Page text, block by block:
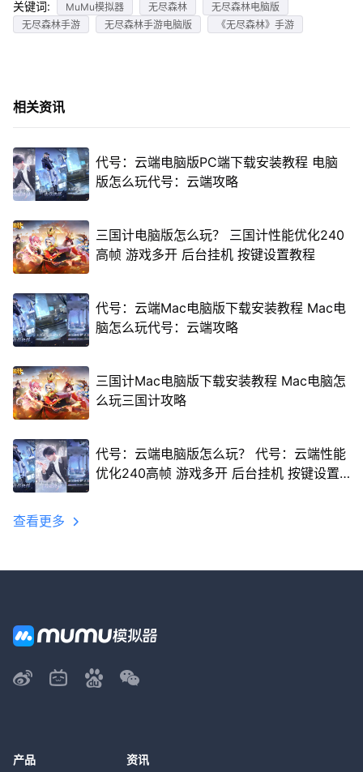
关键词: MuMu模拟器 无尽森林
无尽森林电脑版
无尽森林手游
无尽森林手游电脑版 《无尽森林》手游
相关资讯
代号：云端电脑版PC端下载安装教程 电脑
版怎么玩代号：云端攻略
三国计电脑版怎么玩？ 三国计性能优化240
高帧 游戏多开 后台挂机 按键设置教程
代号：云端Mac电脑版下载安装教程 Mac电
脑怎么玩代号：云端攻略
三国计Mac电脑版下载安装教程 Mac电脑怎
么玩三国计攻略
代号：云端电脑版怎么玩？ 代号：云端性能
优化240高帧 游戏多开 后台挂机 按键设置
查看更多
产品 资讯